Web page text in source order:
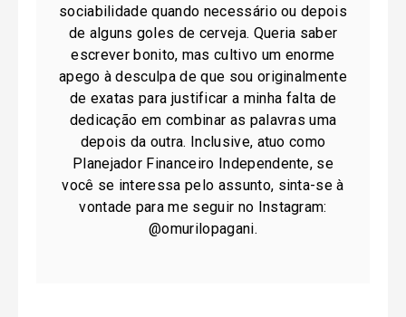
sociabilidade quando necessário ou depois
de alguns goles de cerveja. Queria saber
escrever bonito, mas cultivo um enorme
apego à desculpa de que sou originalmente
de exatas para justificar a minha falta de
dedicação em combinar as palavras uma
depois da outra. Inclusive, atuo como
Planejador Financeiro Independente, se
você se interessa pelo assunto, sinta-se à
vontade para me seguir no Instagram:
@omurilopagani.